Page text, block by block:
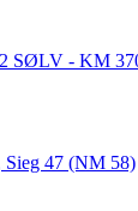
SØLV - KM
Sieg 47 (NM 58)